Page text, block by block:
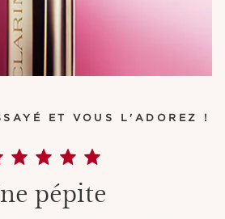
ET VOUS L'ADOREZ !
pépite